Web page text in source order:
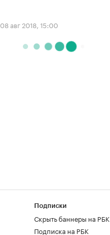
08 авг 2018, 15:00
Подписки
Скрыть баннеры на РБК
Подписка на РБК